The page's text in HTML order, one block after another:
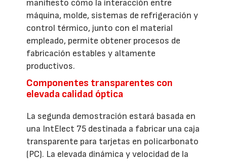
manifiesto cómo la interacción entre
máquina, molde, sistemas de refrigeración y
control térmico, junto con el material
empleado, permite obtener procesos de
fabricación estables y altamente
productivos.
Componentes transparentes con
elevada calidad óptica
La segunda demostración estará basada en
una IntElect 75 destinada a fabricar una caja
transparente para tarjetas en policarbonato
(PC). La elevada dinámica y velocidad de la